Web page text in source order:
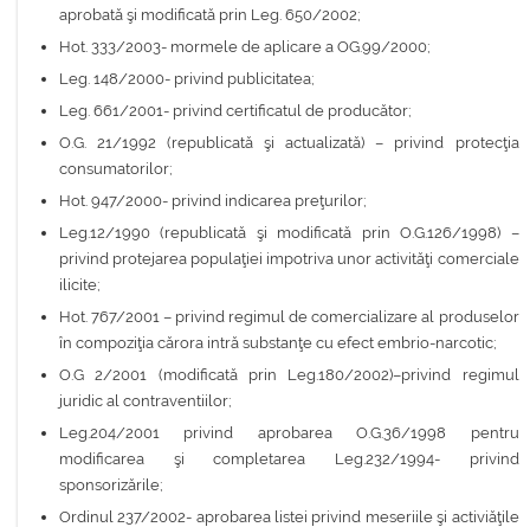
aprobată şi modificată prin Leg. 650/2002;
Hot. 333/2003- mormele de aplicare a OG.99/2000;
Leg. 148/2000- privind publicitatea;
Leg. 661/2001- privind certificatul de producător;
O.G. 21/1992 (republicată şi actualizată) – privind protecţia
consumatorilor;
Hot. 947/2000- privind indicarea preţurilor;
Leg.12/1990 (republicată şi modificată prin O.G.126/1998) –
privind protejarea populaţiei impotriva unor activităţi comerciale
ilicite;
Hot. 767/2001 – privind regimul de comercializare al produselor
în compoziţia cărora intră substanţe cu efect embrio-narcotic;
O.G 2/2001 (modificată prin Leg.180/2002)–privind regimul
juridic al contraventiilor;
Leg.204/2001 privind aprobarea O.G.36/1998 pentru
modificarea şi completarea Leg.232/1994- privind
sponsorizările;
Ordinul 237/2002- aprobarea listei privind meseriile şi activiăţile